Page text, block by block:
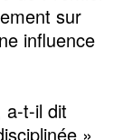
sur
influence
a-t-il dit
»